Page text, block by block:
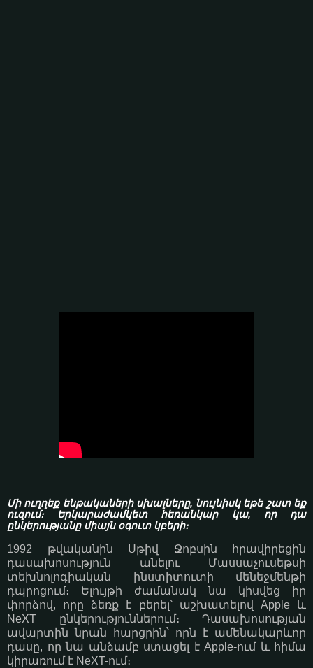
Մի ուղղեք ենթակաների սխալները, նույնիսկ եթե շատ եք
ուզում։ Երկարաժամկետ հեռանկար կա, որ դա
ընկերությանը միայն օգուտ կբերի։
1992 թվականին Սթիվ Ջոբսին հրավիրեցին
դասախոսություն անելու Մասսաչուսեթսի
տեխնոլոգիական ինստիտուտի մենեջմենթի
դպրոցում։ Ելույթի ժամանակ նա կիսվեց իր
փորձով, որը ձեռք է բերել՝ աշխատելով Apple և
NeXT ընկերություններում։ Դասախոսության
ավարտին նրան հարցրին՝ որն է ամենակարևոր
դասը, որ նա անձամբ ստացել է Apple-ում և հիմա
կիրառում է NeXT-ում։